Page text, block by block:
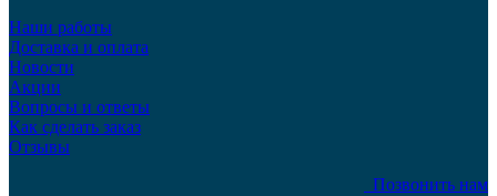
Наши работы
Доставка и оплата
Новости
Акции
Вопросы и ответы
Как сделать заказ
Отзывы
Позвонить нам